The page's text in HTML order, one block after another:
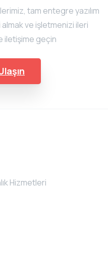
tam entegre yazılım
ve işletmenizi ileri
iletişime geçin
Hizmetleri